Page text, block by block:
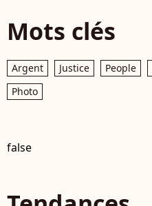
Mots clés
Argent Justice People
Photo
false